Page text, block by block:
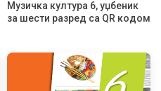
Музичка култура 6, уџбеник
за шести разред са QR кодом